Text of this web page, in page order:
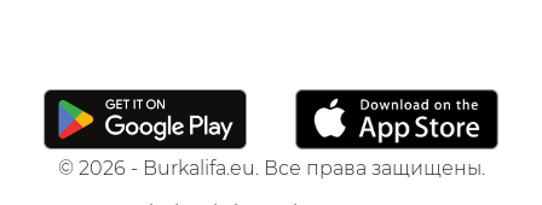
© 2026 - Burkalifa.eu. Все права защищены.